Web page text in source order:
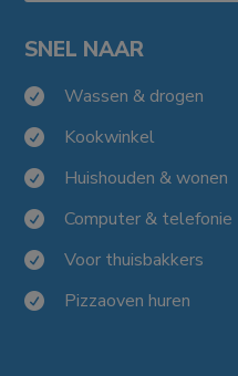
SNEL NAAR
 Wassen & drogen
 Kookwinkel
 Huishouden & wonen
 Computer & telefonie
 Voor thuisbakkers
 Pizzaoven huren